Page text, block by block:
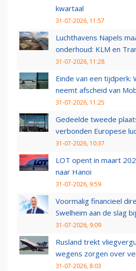
kwartaal
31-07-2026, 11:57
Luchthavens Napels
onderhoud: KLM en
31-07-2026, 11:28
Einde van een tijdperk:
neemt afscheid van
31-07-2026, 11:25
Gedeelde tweede
verbonden Europese
31-07-2026, 10:37
LOT opent in maart
naar Hanoi
31-07-2026, 9:59
Voormalig financieel
Swelheim aan de slag
31-07-2026, 9:09
Rusland trekt
wegens zorgen over
31-07-2026, 8:03